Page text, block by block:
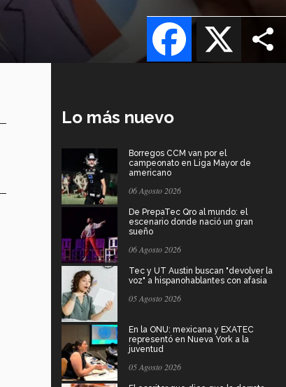
X
Facebook
Lo más nuevo
Borregos CCM van por el
campeonato en Liga Mayor de
americano
06 Agosto 2026
De PrepaTec Qro al mundo: el
escenario donde nació un gran
sueño
06 Agosto 2026
Tec y UT Austin buscan "devolver la
voz" a hispanohablantes con afasia
05 Agosto 2026
En la ONU: mexicana y EXATEC
representó en Nueva York a la
juventud
05 Agosto 2026